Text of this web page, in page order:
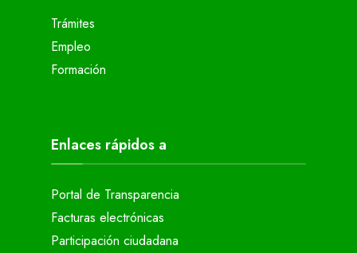
Trámites
Empleo
Formación
Enlaces rápidos a
Portal de Transparencia
Facturas electrónicas
Participación ciudadana